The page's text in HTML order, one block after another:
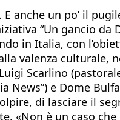
anche un po’ il
“Un gancio
in Italia, con
valenza
Scarlino
News”) e Dome
di lasciare il
«Non è un caso